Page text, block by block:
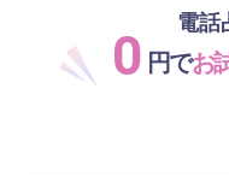
電話
0 円でお